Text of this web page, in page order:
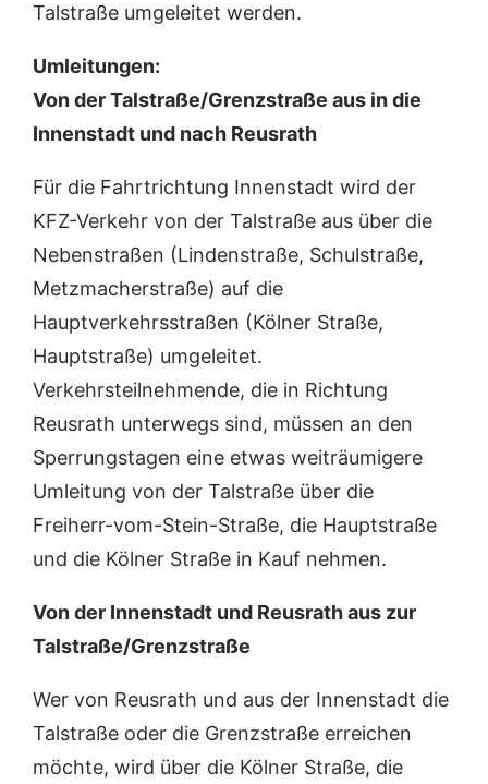
Talstraße umgeleitet werden.
Umleitungen:
Von der Talstraße/Grenzstraße aus in die
Innenstadt und nach Reusrath
Für die Fahrtrichtung Innenstadt wird der
KFZ-Verkehr von der Talstraße aus über die
Nebenstraßen (Lindenstraße, Schulstraße,
Metzmacherstraße) auf die
Hauptverkehrsstraßen (Kölner Straße,
Hauptstraße) umgeleitet.
Verkehrsteilnehmende, die in Richtung
Reusrath unterwegs sind, müssen an den
Sperrungstagen eine etwas weiträumigere
Umleitung von der Talstraße über die
Freiherr-vom-Stein-Straße, die Hauptstraße
und die Kölner Straße in Kauf nehmen.
Von der Innenstadt und Reusrath aus zur
Talstraße/Grenzstraße
Wer von Reusrath und aus der Innenstadt die
Talstraße oder die Grenzstraße erreichen
möchte, wird über die Kölner Straße, die